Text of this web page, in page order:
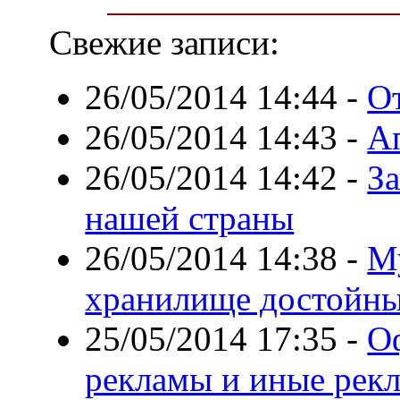
Свежие записи:
26/05/2014 14:44 -
26/05/2014 14:43 -
26/05/2014 14:42 -
нашей страны
26/05/2014 14:38 -
хранилище
25/05/2014 17:35 -
рекламы и иные